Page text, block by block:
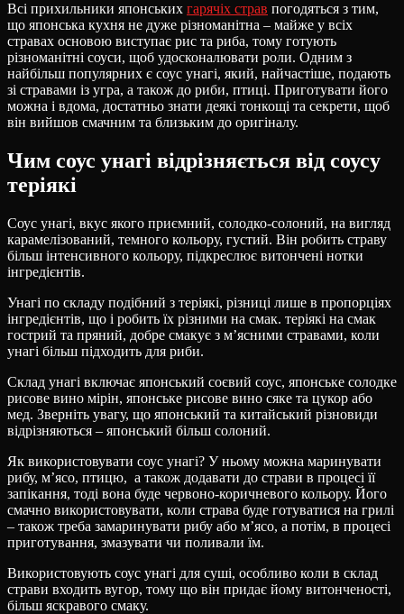
Всі прихильники японських гарячіх страв погодяться з тим,
що японська кухня не дуже різноманітна – майже у всіх
стравах основою виступає рис та риба, тому готують
різноманітні соуси, щоб удосконалювати роли. Одним з
найбільш популярних є соус унагі, який, найчастіше, подають
зі стравами із угра, а також до риби, птиці. Приготувати його
можна і вдома, достатньо знати деякі тонкощі та секрети, щоб
він вийшов смачним та близьким до оригіналу.
Чим соус унагі відрізняється від соусу
теріякі
Соус унагі, вкус якого приємний, солодко-солоний, на вигляд
карамелізований, темного кольору, густий. Він робить страву
більш інтенсивного кольору, підкреслює витончені нотки
інгредієнтів.
Унагі по складу подібний з теріякі, різниці лише в пропорціях
інгредієнтів, що і робить їх різними на смак. теріякі на смак
гострий та пряний, добре смакує з м’ясними стравами, коли
унагі більш підходить для риби.
Склад унагі включає японський соєвий соус, японське солодке
рисове вино мірін, японське рисове вино сяке та цукор або
мед. Зверніть увагу, що японський та китайський різновиди
відрізняються – японський більш солоний.
Як використовувати соус унагі? У ньому можна маринувати
рибу, м’ясо, птицю, а також додавати до страви в процесі її
запікання, тоді вона буде червоно-коричневого кольору. Його
смачно використовувати, коли страва буде готуватися на грилі
– також треба замаринувати рибу або м’ясо, а потім, в процесі
приготування, змазувати чи поливали їм.
Використовують соус унагі для суші, особливо коли в склад
страви входить вугор, тому що він придає йому витонченості,
більш яскравого смаку.